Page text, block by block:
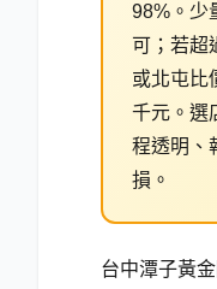
98%。少
可；若超
或北屯比
千元。選
程透明、
損。
台中潭子黃